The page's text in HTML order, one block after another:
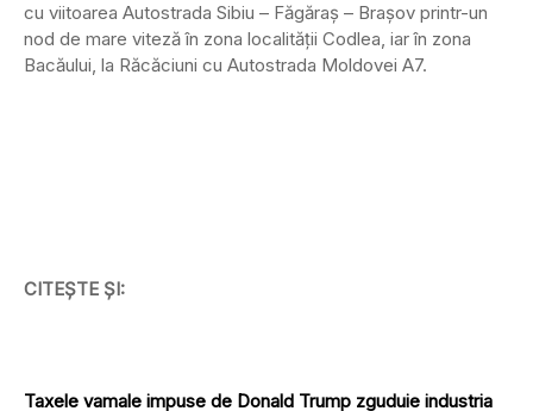
cu viitoarea Autostrada Sibiu – Făgăraș – Brașov printr-un
nod de mare viteză în zona localității Codlea, iar în zona
Bacăului, la Răcăciuni cu Autostrada Moldovei A7.
CITEȘTE ȘI:
Taxele vamale impuse de Donald Trump zguduie industria